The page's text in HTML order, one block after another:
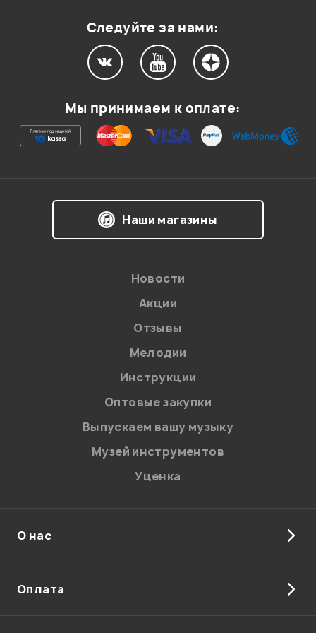
Ваша оценка:
на обработку персональных данных в
Политикой в отношении обработки
персональных данных.
Введите проверочное число:
Отправить
Следуйте за нами:
Мы принимаем к оплате:
Наши магазины
Новости
Акции
Отзывы
Мелодии
Инструкции
Оптовые закупки
Выпускаем вашу музыку
Музей инструментов
Уценка
О нас
Оплата